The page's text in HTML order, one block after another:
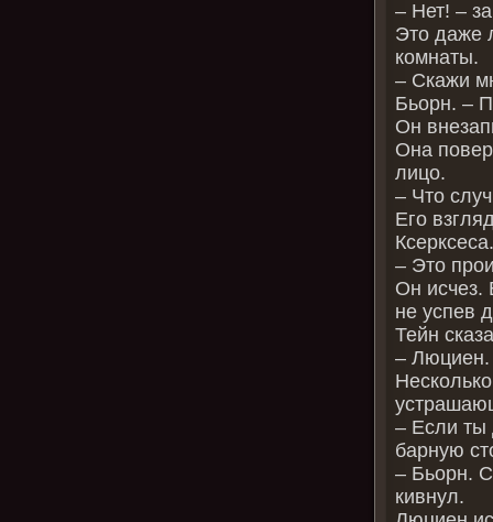
– Нет! –
Это даже
комнаты.
– Скажи
Бьорн. –
Он
Она
лицо.
– Что
Его
– Это
Он исчез.
не успев
Тейн
– Люциен.
– Если ты
барную
– Бьорн.
кивнул.